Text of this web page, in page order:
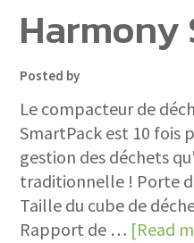
Harmony
Posted by
Le compacteur de
SmartPack est 10 fois
gestion des déchets
traditionnelle ! Porte
Taille du cube de
Rapport de … [Read